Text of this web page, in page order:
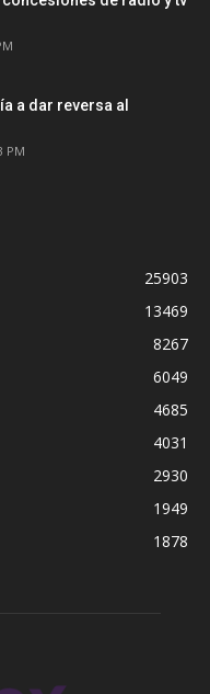
a dar reversa al
PM
25903
13469
8267
6049
4685
4031
2930
1949
1878